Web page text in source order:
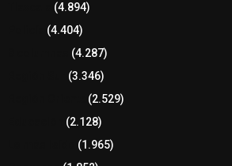
(4.894)
(4.404)
(4.287)
(3.346)
(2.529)
(2.128)
(1.965)